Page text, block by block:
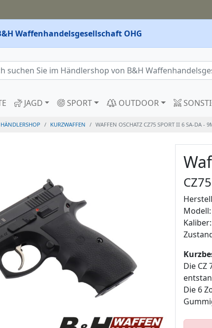
Waffenhandelsgesellschaft OHG
JAGD SPORT OUTDOOR
HÄNDLERSHOP KURZWAFFEN WAFFEN OSCHATZ CZ75 SPORT II 6 SA-DA -
Die CZ
Die 6